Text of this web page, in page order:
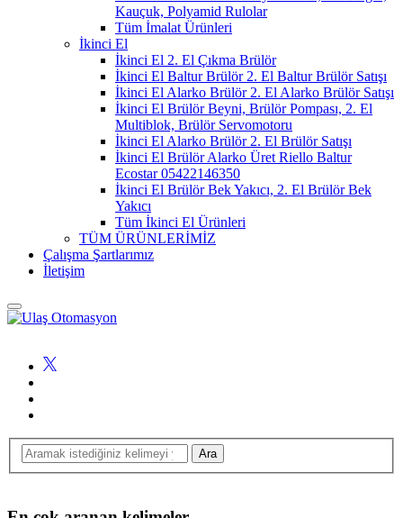
Kauçuk, Polyamid Rulolar
Tüm İmalat Ürünleri
İkinci El
İkinci El 2. El Çıkma Brülör
İkinci El Baltur Brülör 2. El Baltur Brülör Satışı
İkinci El Alarko Brülör 2. El Alarko Brülör Satışı
İkinci El Brülör Beyni, Brülör Pompası, 2. El
Multiblok, Brülör Servomotoru
İkinci El Alarko Brülör 2. El Brülör Satışı
İkinci El Brülör Alarko Üret Riello Baltur
Ecostar 05422146350
İkinci El Brülör Bek Yakıcı, 2. El Brülör Bek
Yakıcı
Tüm İkinci El Ürünleri
TÜM ÜRÜNLERİMİZ
Çalışma Şartlarımız
İletişim